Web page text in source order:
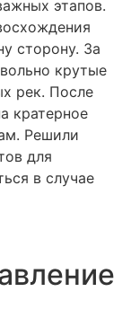
этапов.
сторону. За
крутые
рек. После
кратерное
Решили
для
в случае